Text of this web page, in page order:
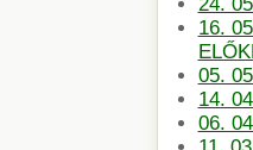
16.
05.
14.
06.